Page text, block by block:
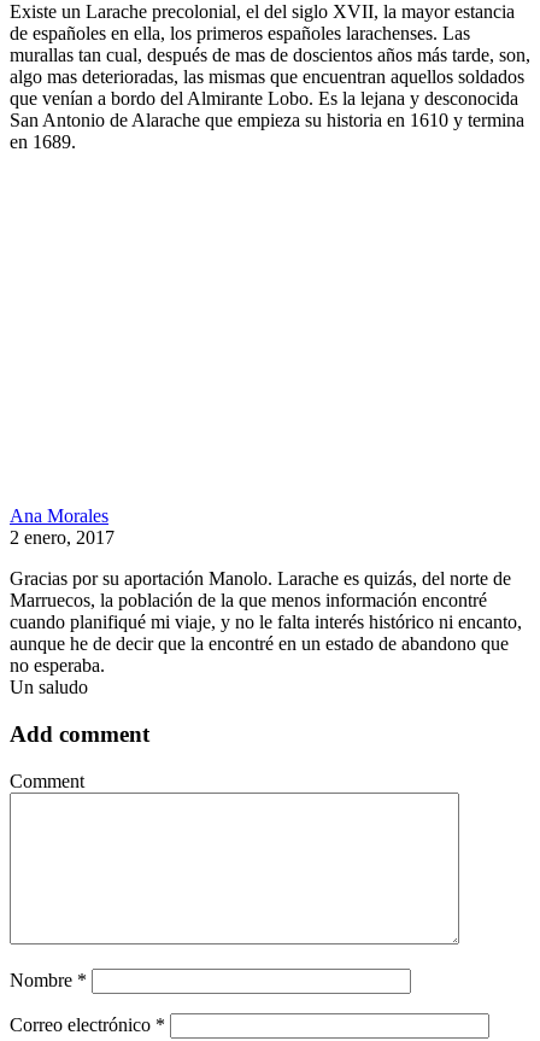
Existe un Larache precolonial, el del siglo XVII, la mayor estancia
de españoles en ella, los primeros españoles larachenses. Las
murallas tan cual, después de mas de doscientos años más tarde, son,
algo mas deterioradas, las mismas que encuentran aquellos soldados
que venían a bordo del Almirante Lobo. Es la lejana y desconocida
San Antonio de Alarache que empieza su historia en 1610 y termina
en 1689.
Ana Morales
2 enero, 2017
Gracias por su aportación Manolo. Larache es quizás, del norte de
Marruecos, la población de la que menos información encontré
cuando planifiqué mi viaje, y no le falta interés histórico ni encanto,
aunque he de decir que la encontré en un estado de abandono que
no esperaba.
Un saludo
Add comment
Comment
Nombre *
Correo electrónico *